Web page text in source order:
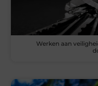
Werken aan